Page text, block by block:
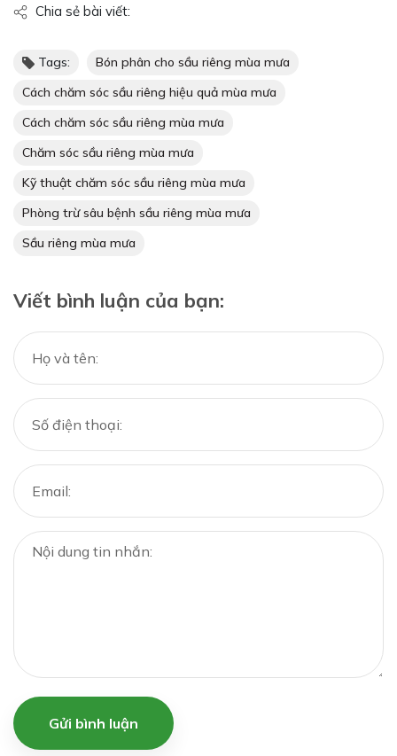
Chia sẻ bài viết:
Tags:
Bón phân cho sầu riêng mùa mưa
Cách chăm sóc sầu riêng hiệu quả mùa mưa
Cách chăm sóc sầu riêng mùa mưa
Chăm sóc sầu riêng mùa mưa
Kỹ thuật chăm sóc sầu riêng mùa mưa
Phòng trừ sâu bệnh sầu riêng mùa mưa
Sầu riêng mùa mưa
Viết bình luận của bạn:
Gửi bình luận